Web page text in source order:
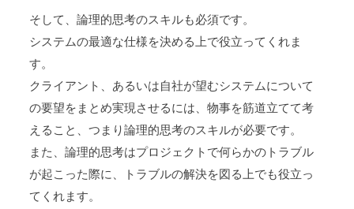
そして、論理的思考のスキルも必須です。
システムの最適な仕様を決める上で役立ってくれま
す。
クライアント、あるいは自社が望むシステムについて
の要望をまとめ実現させるには、物事を筋道立てて考
えること、つまり論理的思考のスキルが必要です。
また、論理的思考はプロジェクトで何らかのトラブル
が起こった際に、トラブルの解決を図る上でも役立っ
てくれます。